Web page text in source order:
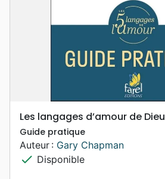
Les langages d’amour de Dieu
Guide pratique
Auteur : Gary Chapman
check Disponible